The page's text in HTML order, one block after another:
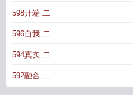
598开端 二
596自我 二
594真实 二
592融合 二